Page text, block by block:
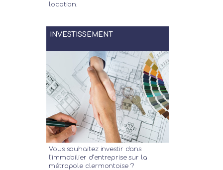
location.
INVESTISSEMENT
Vous souhaitez investir dans
l’immobilier d’entreprise sur la
métropole clermontoise ?